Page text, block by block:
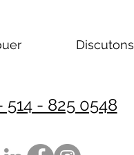
Discutons
514 - 825 0548